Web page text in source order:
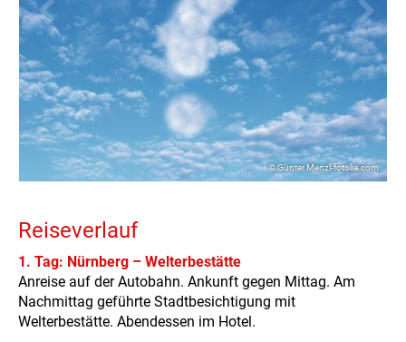
© Günter Menzl-fotolia.com
Reiseverlauf
1. Tag: Nürnberg – Welterbestätte
Anreise auf der Autobahn. Ankunft gegen Mittag. Am
Nachmittag geführte Stadtbesichtigung mit
Welterbestätte. Abendessen im Hotel.